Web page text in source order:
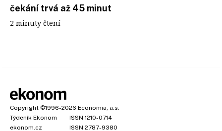
čekání trvá až 45 minut
2 minuty čtení
Copyright ©1996-2026 Economia, a.s.
Týdeník Ekonom
ISSN 1210-0714
ekonom.cz
ISSN 2787-9380